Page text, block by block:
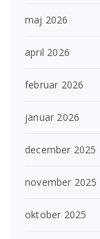
maj 2026
april 2026
februar 2026
januar 2026
december 2025
november 2025
oktober 2025